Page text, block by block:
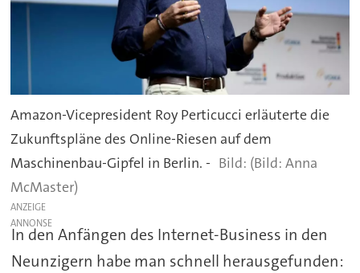
Amazon-Vicepresident Roy Perticucci erläuterte die
Zukunftspläne des Online-Riesen auf dem
Maschinenbau-Gipfel in Berlin. -
(Bild: Anna
McMaster)
ANZEIGE
In den Anfängen des Internet-Business in den
Neunzigern habe man schnell herausgefunden: